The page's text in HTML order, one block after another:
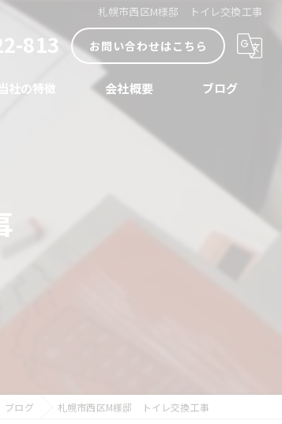
札幌市西区M様邸 トイレ交換工事
813 お問い合わせはこちら
当社の特徴
ベーション
会社概要 ブログ
ブログ 札幌市西区M様邸 トイレ交換工事